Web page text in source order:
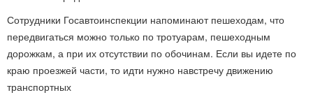
Сотрудники Госавтоинспекции напоминают пешеходам, что
передвигаться можно только по тротуарам, пешеходным
дорожкам, а при их отсутствии по обочинам. Если вы идете по
краю проезжей части, то идти нужно навстречу движению
транспортных